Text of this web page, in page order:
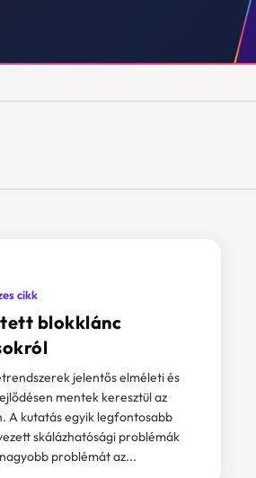
blokklánc
cikk
jelentős elméleti és
mentek keresztül az
A kutatás egyik legfontosabb
skálázhatósági problémák
problémát az...